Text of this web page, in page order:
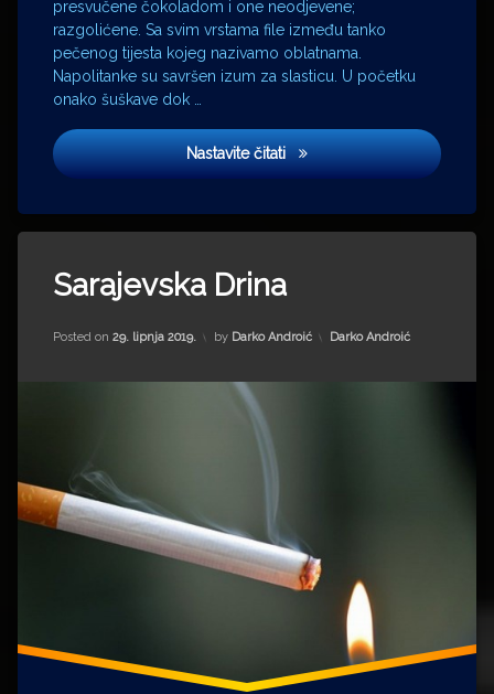
presvučene čokoladom i one neodjevene;
razgolićene. Sa svim vrstama file između tanko
pečenog tijesta kojeg nazivamo oblatnama.
Napolitanke su savršen izum za slasticu. U početku
onako šuškave dok …
Nastavite čitatiNapolitanke
Svet
tehnike
voćne
kocke
Sarajevska Drina
Posted on 29. lipnja 2019.
Updated on 14. prosinca 2025.
by Darko Androić Kategorije:
Darko Androić
Bitka
na
Branko
Smodlaka
Matija
Gubec
nepravdo